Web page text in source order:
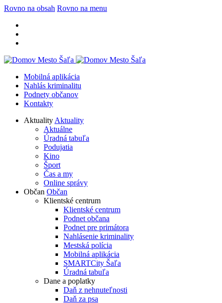
Rovno na obsah Rovno na menu
Mobilná aplikácia
Nahlás kriminalitu
Podnety občanov
Kontakty
Aktuality Aktuality
Aktuálne
Úradná tabuľa
Podujatia
Kino
Šport
Čas a my
Online správy
Občan Občan
Klientské centrum
Klientské centrum
Podnet občana
Podnet pre primátora
Nahlásenie kriminality
Mestská polícia
Mobilná aplikácia
SMARTCity Šaľa
Úradná tabuľa
Dane a poplatky
Daň z nehnuteľnosti
Daň za psa